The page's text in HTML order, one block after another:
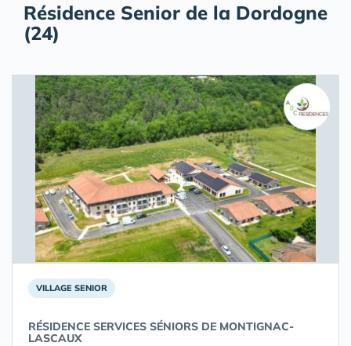
Résidence Senior de la Dordogne
(24)
VILLAGE SENIOR
RÉSIDENCE SERVICES SÉNIORS DE MONTIGNAC-
LASCAUX